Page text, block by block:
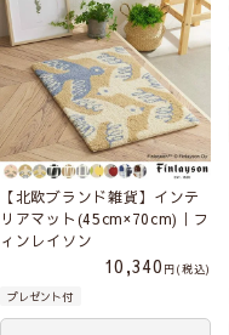
【北欧ブランド雑貨】インテ
リアマット(45cm×70cm)｜フ
ィンレイソン
10,340
税込
プレゼント付